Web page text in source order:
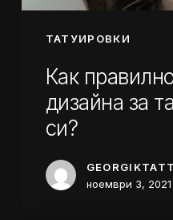
ТАТУИРОВКИ
Как
дизайна за
си?
ноември 3, 2021